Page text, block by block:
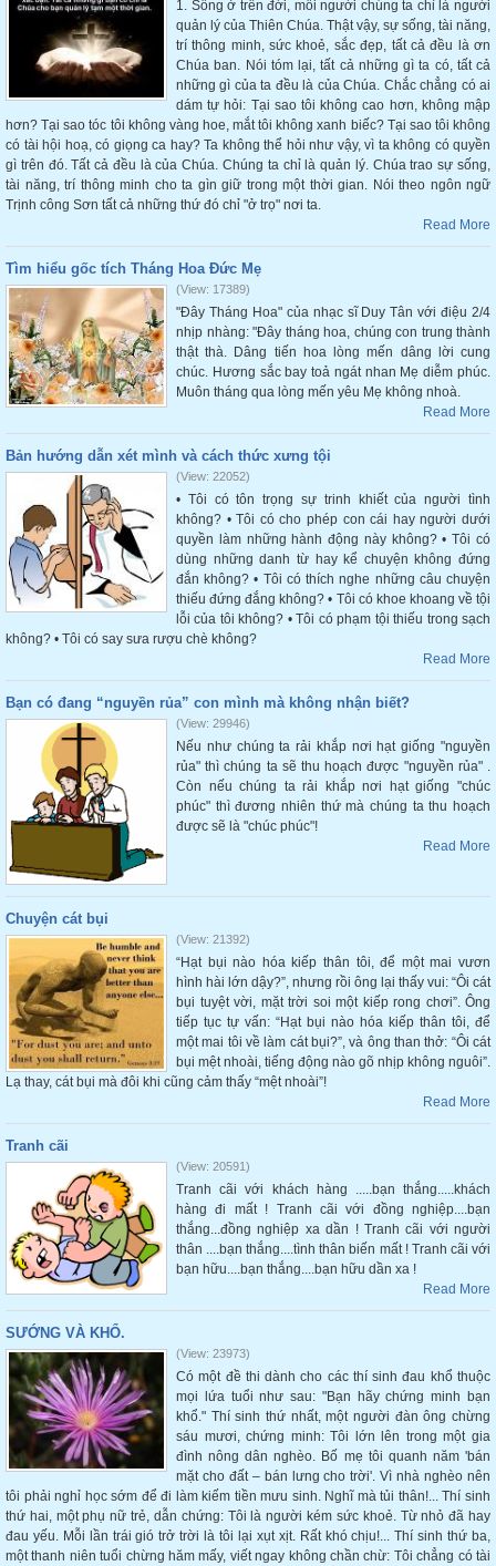
1. Sống ở trên đời, mỗi người chúng ta chỉ là người
quản lý của Thiên Chúa. Thật vậy, sự sống, tài năng,
trí thông minh, sức khoẻ, sắc đẹp, tất cả đều là ơn
Chúa ban. Nói tóm lại, tất cả những gì ta có, tất cả
những gì của ta đều là của Chúa. Chắc chẳng có ai
dám tự hỏi: Tại sao tôi không cao hơn, không mập
hơn? Tại sao tóc tôi không vàng hoe, mắt tôi không xanh biếc? Tại sao tôi không
có tài hội hoạ, có giọng ca hay? Ta không thể hỏi như vậy, vì ta không có quyền
gì trên đó. Tất cả đều là của Chúa. Chúng ta chỉ là quản lý. Chúa trao sự sống,
tài năng, trí thông minh cho ta gìn giữ trong một thời gian. Nói theo ngôn ngữ
Trịnh công Sơn tất cả những thứ đó chỉ "ở trọ" nơi ta.
Read More
Tìm hiểu gốc tích Tháng Hoa Đức Mẹ
(View: 17389)
"Đây Tháng Hoa" của nhạc sĩ Duy Tân với điệu 2/4
nhịp nhàng: "Đây tháng hoa, chúng con trung thành
thật thà. Dâng tiến hoa lòng mến dâng lời cung
chúc. Hương sắc bay toả ngát nhan Mẹ diễm phúc.
Muôn tháng qua lòng mến yêu Mẹ không nhoà.
Read More
Bản hướng dẫn xét mình và cách thức xưng tội
(View: 22052)
• Tôi có tôn trọng sự trinh khiết của người tình
không? • Tôi có cho phép con cái hay người dưới
quyền làm những hành động này không? • Tôi có
dùng những danh từ hay kể chuyện không đứng
đắn không? • Tôi có thích nghe những câu chuyện
thiếu đứng đắng không? • Tôi có khoe khoang về tội
lỗi của tôi không? • Tôi có phạm tội thiếu trong sạch
không? • Tôi có say sưa rượu chè không?
Read More
Bạn có đang “nguyền rủa” con mình mà không nhận biết?
(View: 29946)
Nếu như chúng ta rải khắp nơi hạt giống "nguyền
rủa" thì chúng ta sẽ thu hoạch được "nguyền rủa" .
Còn nếu chúng ta rải khắp nơi hạt giống "chúc
phúc" thì đương nhiên thứ mà chúng ta thu hoạch
được sẽ là "chúc phúc"!
Read More
Chuyện cát bụi
(View: 21392)
“Hạt bụi nào hóa kiếp thân tôi, để một mai vươn
hình hài lớn dậy?”, nhưng rồi ông lại thấy vui: “Ôi cát
bụi tuyệt vời, mặt trời soi một kiếp rong chơi”. Ông
tiếp tục tự vấn: “Hạt bụi nào hóa kiếp thân tôi, để
một mai tôi về làm cát bụi?”, và ông than thở: “Ôi cát
bụi mệt nhoài, tiếng động nào gõ nhịp không nguôi”.
Lạ thay, cát bụi mà đôi khi cũng cảm thấy “mệt nhoài”!
Read More
Tranh cãi
(View: 20591)
Tranh cãi với khách hàng .....bạn thắng.....khách
hàng đi mất ! Tranh cãi với đồng nghiệp....bạn
thắng...đồng nghiệp xa dần ! Tranh cãi với người
thân ....bạn thắng....tình thân biến mất ! Tranh cãi với
bạn hữu....bạn thắng....bạn hữu dần xa !
Read More
SƯỚNG VÀ KHỔ.
(View: 23973)
Có một đề thi dành cho các thí sinh đau khổ thuộc
mọi lứa tuổi như sau: "Bạn hãy chứng minh bạn
khổ." Thí sinh thứ nhất, một người đàn ông chừng
sáu mươi, chứng minh: Tôi lớn lên trong một gia
đình nông dân nghèo. Bố mẹ tôi quanh năm 'bán
mặt cho đất – bán lưng cho trời'. Vì nhà nghèo nên
tôi phải nghỉ học sớm để đi làm kiếm tiền mưu sinh. Nghĩ mà tủi thân!... Thí sinh
thứ hai, một phụ nữ trẻ, dẫn chứng: Tôi là người kém sức khoẻ. Từ nhỏ đã hay
đau yếu. Mỗi lần trái gió trở trời là tôi lại xụt xịt. Rất khó chịu!... Thí sinh thứ ba,
một thanh niên tuổi chừng hăm mấy, viết ngay không chần chừ: Tôi chẳng có tài